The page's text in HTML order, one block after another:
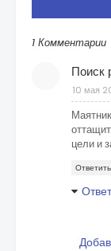
1 Комментарии
Поиск
10 мая
цели и
Ответить